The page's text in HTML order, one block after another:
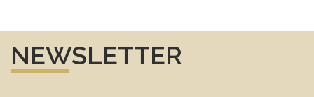
NEWSLETTER